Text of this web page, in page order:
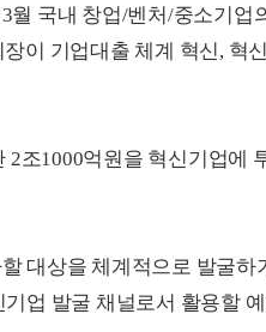
월 국내 창업/벤처/중소기업
이 기업대출 체계 혁신, 혁
2조1000억원을 혁신기업에
대상을 체계적으로 발굴
업 발굴 채널로서 활용할